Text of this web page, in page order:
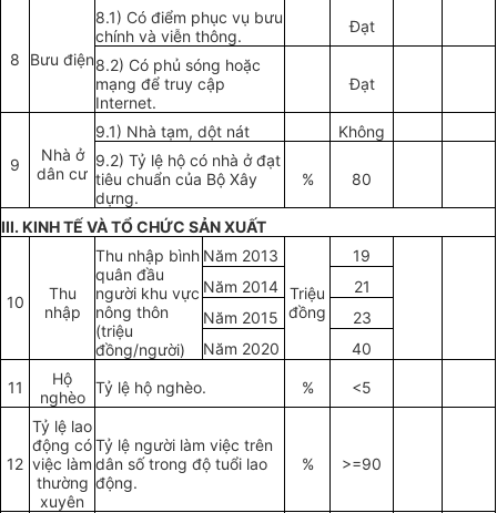
8 Bưu điện
8.1) Có điểm phục vụ bưu
chính và viễn thông.
Đạt
8.2) Có phủ sóng hoặc
mạng để truy cập
Internet.
Đạt
9
Nhà ở
dân cư
9.1) Nhà tạm, dột nát
Không
9.2) Tỷ lệ hộ có nhà ở đạt
tiêu chuẩn của Bộ Xây
dựng.
% 80
III. KINH TẾ VÀ TỔCHỨC SẢN XUẤT
10
Thu
nhập
Thu nhập bình
quân đầu
người khu vực
nông thôn
(triệu
đồng/người)
Năm 2013
Triệu
đồng
19
Năm 2014
21
Năm 2015
23
Năm 2020 40
11
Hộ
nghèo
Tỷ lệ hộ nghèo. % <5
12
Tỷ lệ lao
động có
việc làm
thường
xuyên
Tỷ lệ người làm việc trên
dân số trong độ tuổi lao
động.
% >=90